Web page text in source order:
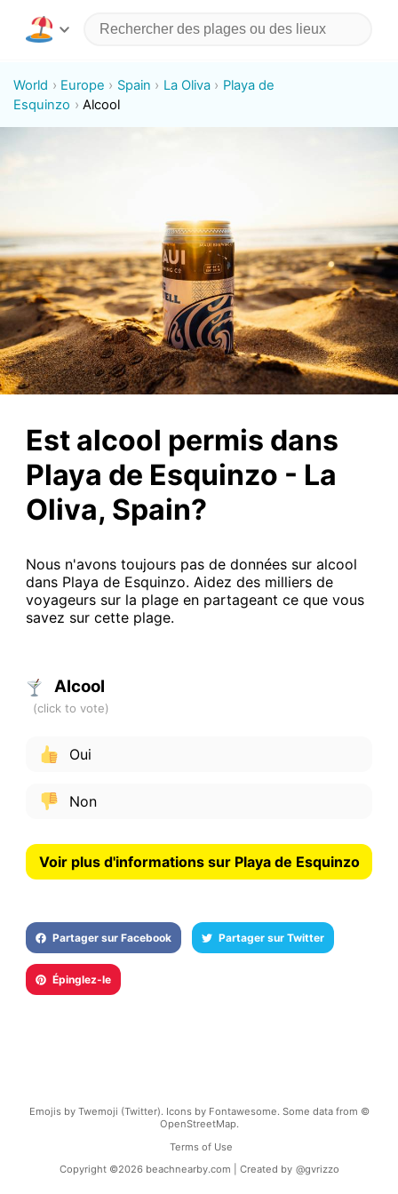
World Europe Spain La Oliva
Playa de
Esquinzo
Alcool
Est alcool permis dans
Playa de Esquinzo - La
Oliva, Spain?
Nous n'avons toujours pas de données sur alcool
dans Playa de Esquinzo. Aidez des milliers de
voyageurs sur la plage en partageant ce que vous
savez sur cette plage.
Alcool
Oui
Non
Voir plus d'informations sur Playa de Esquinzo
Partager sur Facebook Partager sur Twitter
Épinglez-le
Emojis by Twemoji (Twitter). Icons by Fontawesome. Some data from ©
OpenStreetMap.
Terms of Use
Copyright ©2026 beachnearby.com | Created by @gvrizzo